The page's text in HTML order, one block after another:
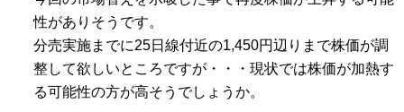
性がありそうです。
分売実施までに25日線付近の1,450円辺りまで株価が調
整して欲しいところですが・・・現状では株価が加熱す
る可能性の方が高そうでしょうか。